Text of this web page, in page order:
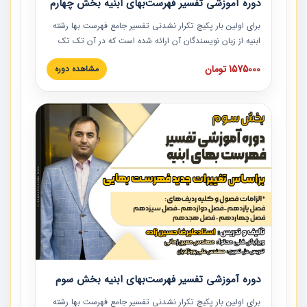
دوره آموزشی تفسیر فهرست‌بهای ابنیه بخش چهارم
برای اولین بار پکیج تکرار نشدنی تفسیر جامع فهرست بها رشته
ابنیه از زبان نویسندگان آن ارائه شده است که در آن تک تک
ردیف ها و مطالب فهرست بها تفسیر و ارائه شده است. این
دوره به صورت کامل تصویری بوده و به همراه تصاویر عملیات
دوره با کلام مهندس علیرضاحسین‌زاده مدیر پروژه مهندسی
مشاور در امر بازنگری فهرست بها رشته ابنیه ارائه شده و به تمام
همکارانی که در حوزه صنعت ساخت در حال فعالیت هستند حتما
توصیه می کنیم از مطالب این دوره استفاده نمایند.
1575000 تومان مشاهده دوره
دوره آموزشی تفسیر فهرست‌بهای ابنیه بخش سوم
برای اولین بار پکیج تکرار نشدنی تفسیر جامع فهرست بها رشته